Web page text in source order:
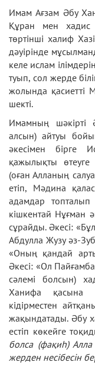
Имам Ағзам Әбу
Құран мен хадис
төртінші халиф
дәуірінде
келе ислам
туып, сол жерде
жолында қасиетті
шекті.
Имамның
алсын) айтуы
әкесімен бірге
қажылықты
(оған Алланың
етіп, Мәдина
адамдар топталып
кішкентай Нұғман
сұрайды. Әкесі:
Абдулла Жузу әз-
«Оның қандай
Әкесі: «Ол
сәлемі болсын)
Ханифа қасына
кідірместен
жақындатады. Әбу
естіп көкейге
болса (фақиһ)
жерден несібесін